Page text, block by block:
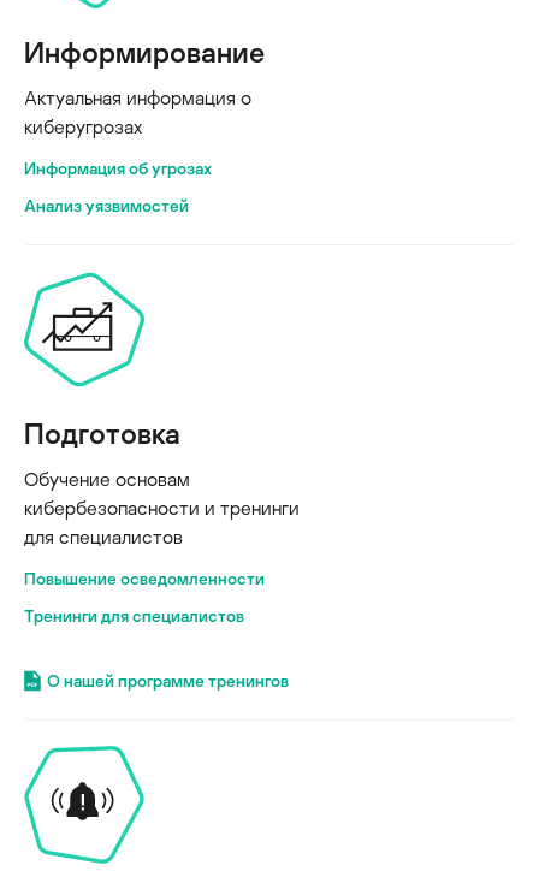
Информирование
Актуальная информация о
киберугрозах
Информация об угрозах
Анализ уязвимостей
Подготовка
Обучение основам
кибербезопасности и тренинги
для специалистов
Повышение осведомленности
Тренинги для специалистов
О нашей программе тренингов